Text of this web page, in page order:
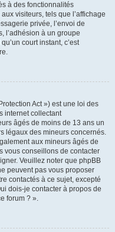
à des fonctionnalités
visiteurs, tels que l’affichage
privée, l’envoi de
l’adhésion à un groupe
court instant, c’est
Act ») est une loi des
internet collectant
âgés de moins de 13 ans un
légaux des mineurs concernés.
aux mineurs âgés de
vous conseillons de contacter
Veuillez noter que phpBB
peuvent pas vous proposer
contactés à ce sujet, excepté
dois-je contacter à propos de
forum ? ».